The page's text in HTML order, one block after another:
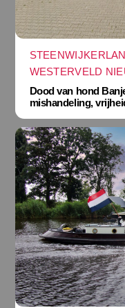
WESTERVELD
Dood van hond
mishandeling,